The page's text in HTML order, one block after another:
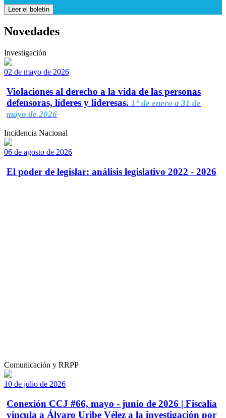
Leer el boletín
Novedades
Investigación
02 de mayo de 2026
Violaciones al derecho a la vida de las personas
defensoras, líderes y lideresas. 1° de enero a 31 de
mayo de 2026
Incidencia Nacional
06 de agosto de 2026
El poder de legislar: análisis legislativo 2022 - 2026
Comunicación y RRPP
10 de julio de 2026
Conexión CCJ #66, mayo - junio de 2026 | Fiscalía
vincula a Álvaro Uribe Vélez a la investigación por